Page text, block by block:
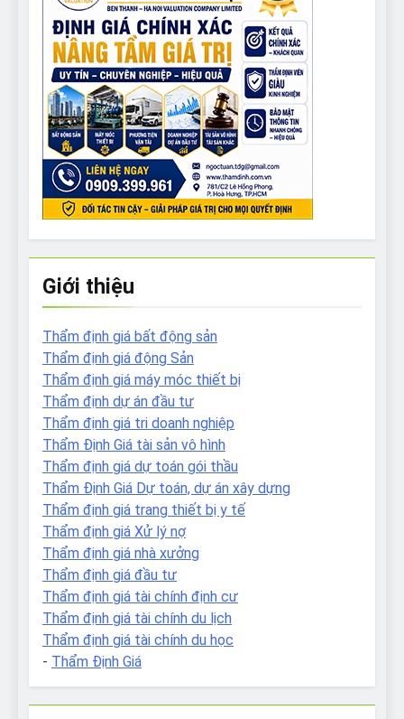
Giới thiệu
Thẩm định giá bất động sản
Thẩm định giá động Sản
Thẩm định giá máy móc thiết bị
Thẩm định dự án đầu tư
Thẩm định giá tri doanh nghiệp
Thẩm Định Giá tài sản vô hình
Thẩm định giá dự toán gói thầu
Thẩm Định Giá Dự toán, dự án xây dựng
Thẩm định giá trang thiết bị y tế
Thẩm định giá Xử lý nợ
Thẩm định giá nhà xưởng
Thẩm định giá đầu tư
Thẩm định giá tài chính định cư
Thẩm định giá tài chính du lịch
Thẩm định giá tài chính du học
- Thẩm Định Giá